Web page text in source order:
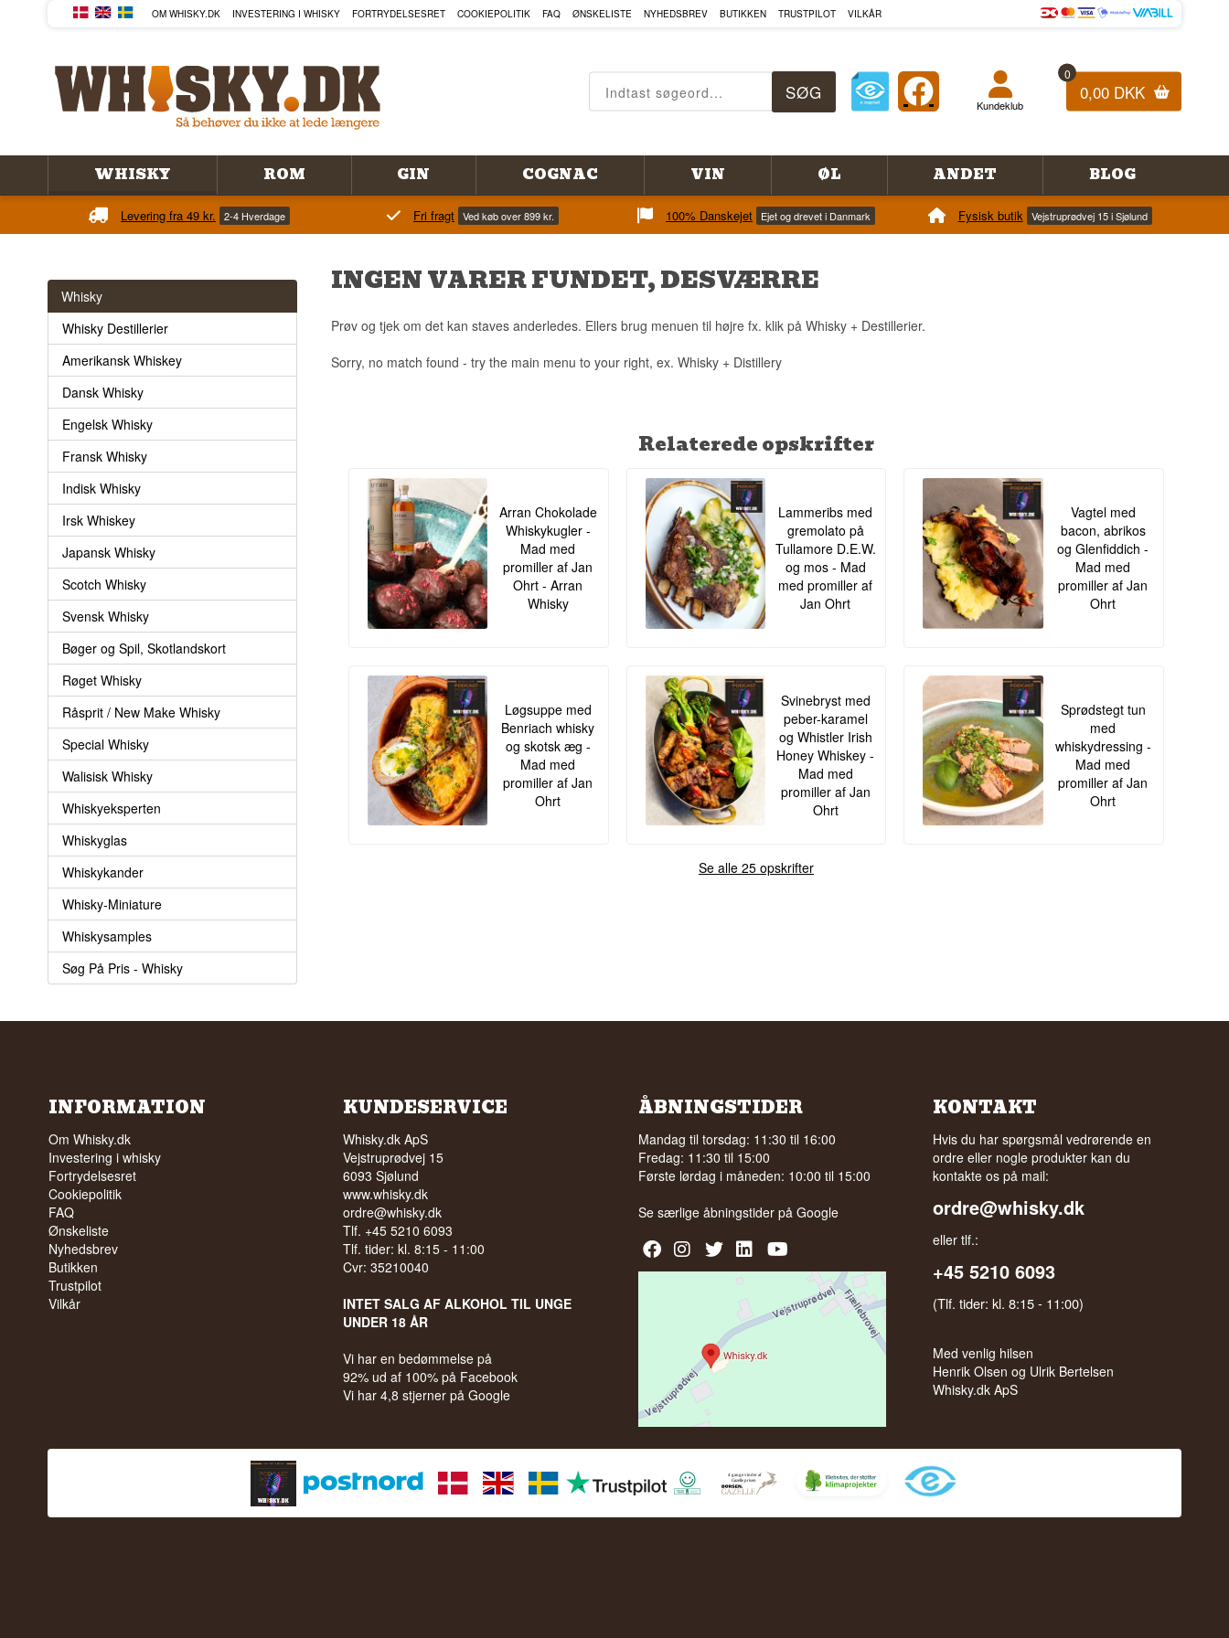
OM WHISKY.DK INVESTERING I WHISKY FORTRYDELSESRET COOKIEPOLITIK FAQ ØNSKELISTE NYHEDSBREV BUTIKKEN TRUSTPILOT VILKÅR
0
0,00 DKK
Kundeklub
WHISKY ROM GIN COGNAC VIN ØL ANDET BLOG
Levering fra 49 kr. 2-4 Hverdage Fri fragt Ved køb over 899 kr. 100% Danskejet Ejet og drevet i Danmark Fysisk butik Vejstruprødvej 15 i Sjølund
Whisky
Whisky Destillerier
Amerikansk Whiskey
Dansk Whisky
Engelsk Whisky
Fransk Whisky
Indisk Whisky
Irsk Whiskey
Japansk Whisky
Scotch Whisky
Svensk Whisky
Bøger og Spil, Skotlandskort
Røget Whisky
Råsprit / New Make Whisky
Special Whisky
Walisisk Whisky
Whiskyeksperten
Whiskyglas
Whiskykander
Whisky-Miniature
Whiskysamples
Søg På Pris - Whisky
INGEN VARER FUNDET, DESVÆRRE
Prøv og tjek om det kan staves anderledes. Ellers brug menuen til højre fx. klik på Whisky + Destillerier.
Sorry, no match found - try the main menu to your right, ex. Whisky + Distillery
Relaterede opskrifter
Arran Chokolade
Whiskykugler -
Mad med
promiller af Jan
Ohrt - Arran
Whisky
Lammeribs med
gremolato på
Tullamore D.E.W.
og mos - Mad
med promiller af
Jan Ohrt
Vagtel med
bacon, abrikos
og Glenfiddich -
Mad med
promiller af Jan
Ohrt
Løgsuppe med
Benriach whisky
og skotsk æg -
Mad med
promiller af Jan
Ohrt
Svinebryst med
peber-karamel
og Whistler Irish
Honey Whiskey -
Mad med
promiller af Jan
Ohrt
Sprødstegt tun
med
whiskydressing -
Mad med
promiller af Jan
Ohrt
Se alle 25 opskrifter
INFORMATION
Om Whisky.dk
Investering i whisky
Fortrydelsesret
Cookiepolitik
FAQ
Ønskeliste
Nyhedsbrev
Butikken
Trustpilot
Vilkår
KUNDESERVICE
Whisky.dk ApS
Vejstruprødvej 15
6093 Sjølund
www.whisky.dk
ordre@whisky.dk
Tlf. +45 5210 6093
Tlf. tider: kl. 8:15 - 11:00
Cvr: 35210040
INTET SALG AF ALKOHOL TIL UNGE
UNDER 18 ÅR
Vi har en bedømmelse på
92% ud af 100% på Facebook
Vi har 4,8 stjerner på Google
ÅBNINGSTIDER
Mandag til torsdag: 11:30 til 16:00
Fredag: 11:30 til 15:00
Første lørdag i måneden: 10:00 til 15:00
Se særlige åbningstider på Google
KONTAKT
Hvis du har spørgsmål vedrørende en
ordre eller nogle produkter kan du
kontakte os på mail:
ordre@whisky.dk
eller tlf.:
+45 5210 6093
(Tlf. tider: kl. 8:15 - 11:00)
Med venlig hilsen
Henrik Olsen og Ulrik Bertelsen
Whisky.dk ApS